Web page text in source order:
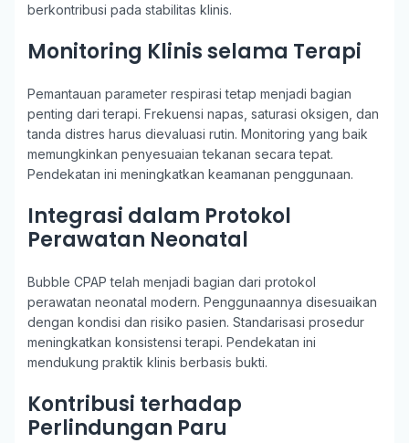
berkontribusi pada stabilitas klinis.
Monitoring Klinis selama Terapi
Pemantauan parameter respirasi tetap menjadi bagian
penting dari terapi. Frekuensi napas, saturasi oksigen, dan
tanda distres harus dievaluasi rutin. Monitoring yang baik
memungkinkan penyesuaian tekanan secara tepat.
Pendekatan ini meningkatkan keamanan penggunaan.
Integrasi dalam Protokol
Perawatan Neonatal
Bubble CPAP telah menjadi bagian dari protokol
perawatan neonatal modern. Penggunaannya disesuaikan
dengan kondisi dan risiko pasien. Standarisasi prosedur
meningkatkan konsistensi terapi. Pendekatan ini
mendukung praktik klinis berbasis bukti.
Kontribusi terhadap
Perlindungan Paru